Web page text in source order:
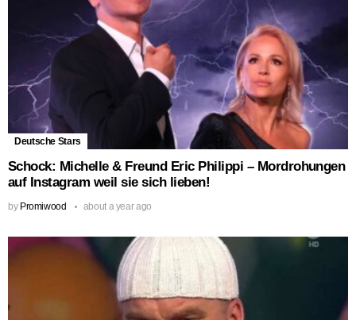
Deutsche Stars
Schock: Michelle & Freund Eric Philippi – Mordrohungen
auf Instagram weil sie sich lieben!
by Promiwood about a year ago